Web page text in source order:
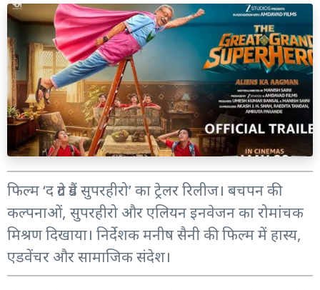
फिल्म ‘द ग्रेट ग्रैंड सुपरहीरो’ का ट्रेलर रिलीज। बचपन की
कल्पनाओं, सुपरहीरो और एलियन इनवेजन का रोमांचक
मिश्रण दिखाया। निर्देशक मनीष सैनी की फिल्म में हास्य,
एडवेंचर और सामाजिक संदेश।